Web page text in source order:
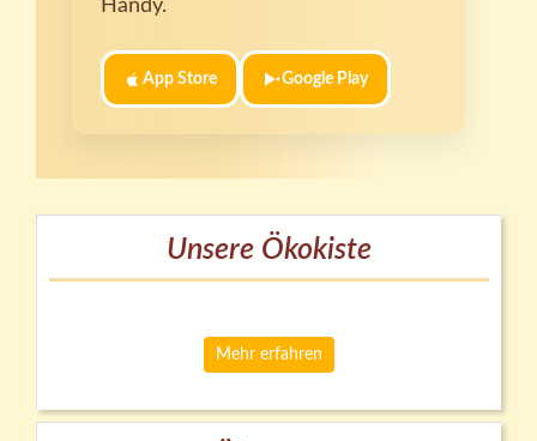
Handy.
App Store Google Play
Unsere Ökokiste
Mehr erfahren